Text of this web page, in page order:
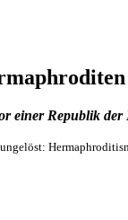
einer Republik